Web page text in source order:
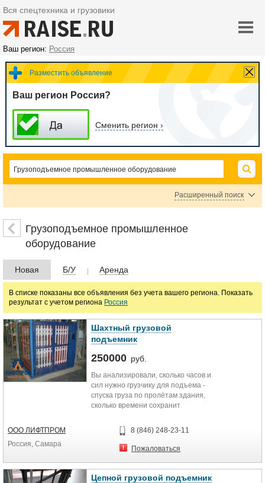
Вся спецтехника и грузовики
Ваш регион: Россия
Разместить объявление
Ваш регион Россия?
Сменить регион ›
Расширенный поиск
Запчасти и комплектующие для грузоподъемного промышленного
Цена
руб.
Марка
Грузоподъемное промышленное
оборудование
Новая Б/У Аренда
В списке показаны все объявления без учета вашего региона. Показать
результат с учетом региона Россия
Шахтный грузовой
подъемник
250000 руб.
Вы анализировали, сколько часов и
сил нужно грузчику для подъема -
спуска груза по пролётам здания,
сколько времени сохранит
ООО ЛИФТПРОМ
Россия, Самара
8 (846) 248-23-11
Пожаловаться
Цепной грузовой подъемник